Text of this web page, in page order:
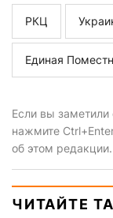
РКЦ
Единая
Если вы
нажмите
об этом редакции.
ЧИТАЙТЕ